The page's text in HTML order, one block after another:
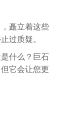
矗立着这些
过质疑。
什么？ 巨石
它会让您更